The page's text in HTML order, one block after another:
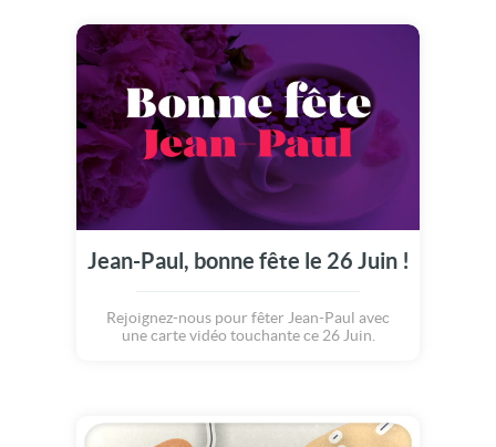
Jean-Paul, bonne fête le 26 Juin !
Rejoignez-nous pour fêter Jean-Paul avec
une carte vidéo touchante ce 26 Juin.